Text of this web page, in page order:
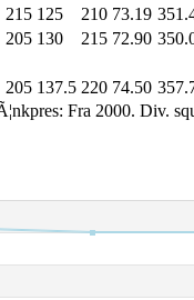
215 125 210 73.19
205 130 215 72.90
205 137.5 220 74.50
Fra 2000. Div.